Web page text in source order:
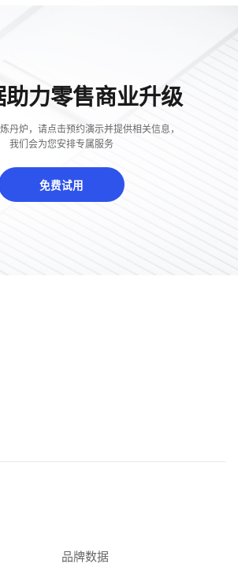
助力零售商业升级
丹炉，请点击预约演示并提供相关信息，
我们会为您安排专属服务
免费试用
品牌数据